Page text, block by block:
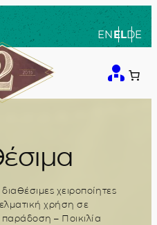
ENELDE
χειροποίητες
χρήση σε
– Ποικιλία